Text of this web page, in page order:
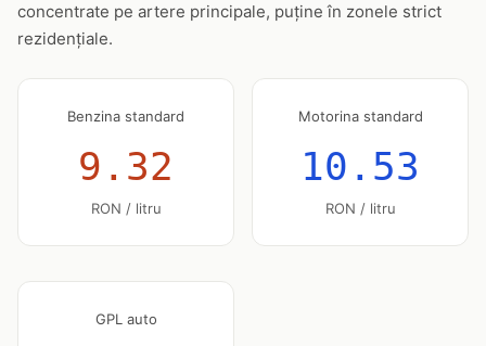
concentrate pe artere principale, puține în zonele strict
rezidențiale.
Benzina standard
9.32
RON / litru
Motorina standard
10.53
RON / litru
GPL auto